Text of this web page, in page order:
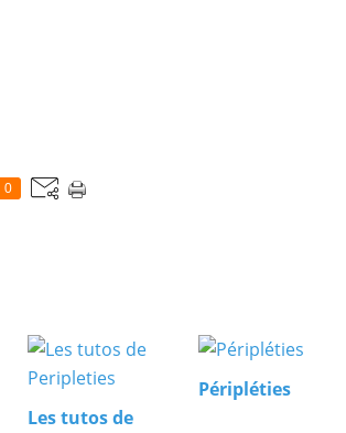
0
Les tutos de
Péripléties